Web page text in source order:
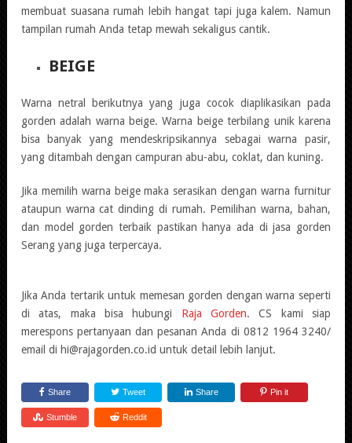
membuat suasana rumah lebih hangat tapi juga kalem. Namun
tampilan rumah Anda tetap mewah sekaligus cantik.
BEIGE
Warna netral berikutnya yang juga cocok diaplikasikan pada
gorden adalah warna beige. Warna beige terbilang unik karena
bisa banyak yang mendeskripsikannya sebagai warna pasir,
yang ditambah dengan campuran abu-abu, coklat, dan kuning.
Jika memilih warna beige maka serasikan dengan warna furnitur
ataupun warna cat dinding di rumah. Pemilihan warna, bahan,
dan model gorden terbaik pastikan hanya ada di jasa gorden
Serang yang juga terpercaya.
Jika Anda tertarik untuk memesan gorden dengan warna seperti
di atas, maka bisa hubungi Raja Gorden. CS kami siap
merespons pertanyaan dan pesanan Anda di 0812 1964 3240/
email di hi@rajagorden.co.id untuk detail lebih lanjut.
Share Tweet Share Pin it
Stumble Reddit